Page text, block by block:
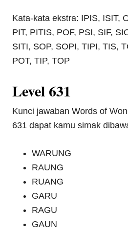
Kata-kata ekstra: IPIS, ISIT,
PIT, PITIS, POF, PSI, SIF,
SITI, SOP, SOPI, TIPI, TIS,
POT, TIP, TOP
Level 631
Kunci jawaban Words of
631 dapat kamu simak
WARUNG
RAUNG
RUANG
GARU
RAGU
GAUN